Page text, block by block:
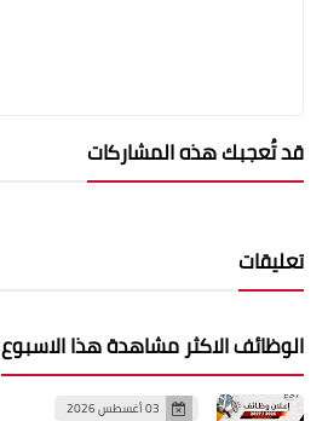
قد تُعجبك هذه المشاركات
تعليقات
الوظائف الاكثر مشاهدة هذا الاسبوع
03 أغسطس 2026